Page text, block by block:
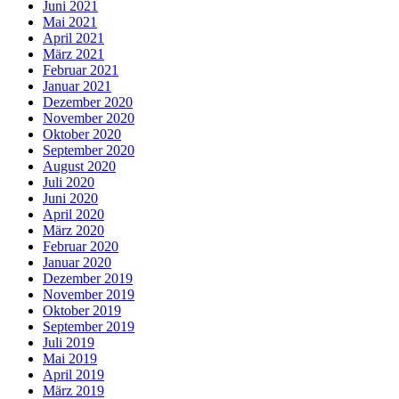
Juni 2021
Mai 2021
April 2021
März 2021
Februar 2021
Januar 2021
Dezember 2020
November 2020
Oktober 2020
September 2020
August 2020
Juli 2020
Juni 2020
April 2020
März 2020
Februar 2020
Januar 2020
Dezember 2019
November 2019
Oktober 2019
September 2019
Juli 2019
Mai 2019
April 2019
März 2019